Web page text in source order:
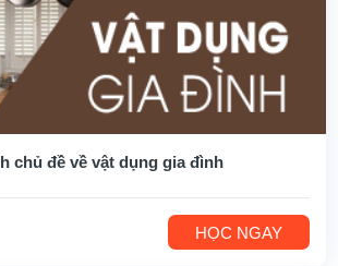
chủ đề về vật dụng gia đình
HỌC NGAY